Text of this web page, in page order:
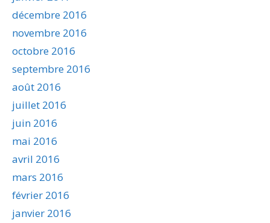
décembre 2016
novembre 2016
octobre 2016
septembre 2016
août 2016
juillet 2016
juin 2016
mai 2016
avril 2016
mars 2016
février 2016
janvier 2016